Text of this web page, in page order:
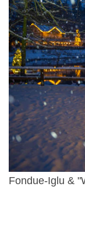
Fondue-Iglu &